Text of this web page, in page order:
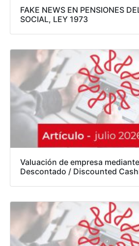
FAKE NEWS EN PENSIONES
SOCIAL, LEY 1973
Valuación de empresa
Descontado / Discounted